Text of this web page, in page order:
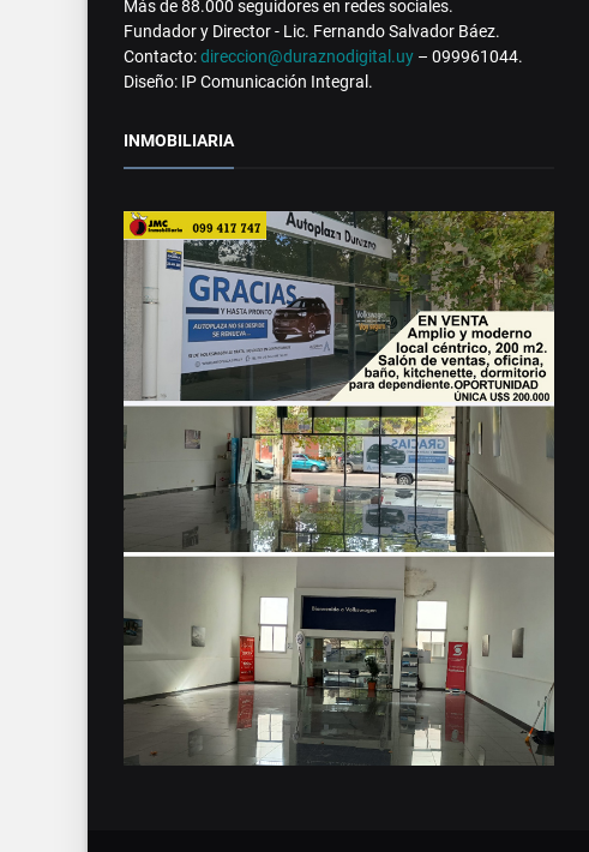
Más de 88.000 seguidores en redes sociales.
Fundador y Director - Lic. Fernando Salvador Báez.
Contacto:direccion@duraznodigital.uy – 099961044.
Diseño: IP Comunicación Integral.
INMOBILIARIA